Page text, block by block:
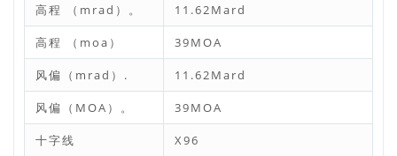
高程 （mrad）。 11.62Mard
高程 （moa） 39MOA
风偏（mrad）. 11.62Mard
风偏（MOA）。 39MOA
十字线 X96